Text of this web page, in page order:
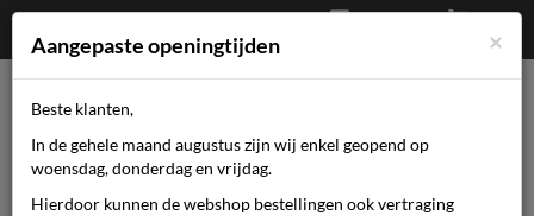
€0,00
Afrekenen
Mijn account
×
Aangepaste openingtijden
Beste klanten,
In de gehele maand augustus zijn wij enkel geopend op
woensdag, donderdag en vrijdag.
Hierdoor kunnen de webshop bestellingen ook vertraging